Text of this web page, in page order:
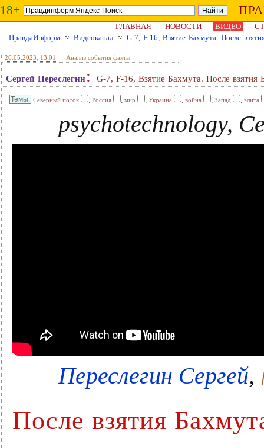
18+
ГЛАВНАЯ НОВОСТИ ВИДЕО
ПравдаИнформ ≈ Видеоканал ≈ G-7, F-16, Взятие Бахмута. После
26.05.2023 , 13:01 Анализ события факты
Сергей Переслегин: G-7, F-16, Взятие Бахмута. После взятия
Северный поток , Россия , мир , Украина , война , Запад , элита
psychotechnology,
Переслегин Сергей,
После взятия